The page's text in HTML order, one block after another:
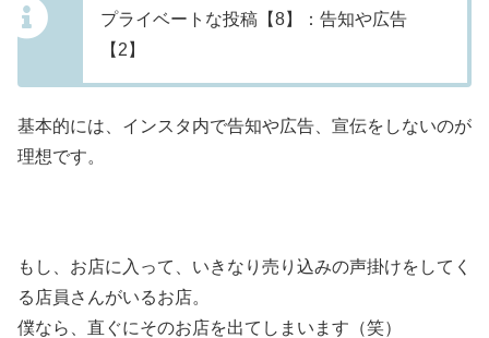
プライベートな投稿【8】：告知や広告
【2】
基本的には、インスタ内で告知や広告、宣伝をしないのが
理想です。
もし、お店に入って、いきなり売り込みの声掛けをしてく
る店員さんがいるお店。
僕なら、直ぐにそのお店を出てしまいます（笑）